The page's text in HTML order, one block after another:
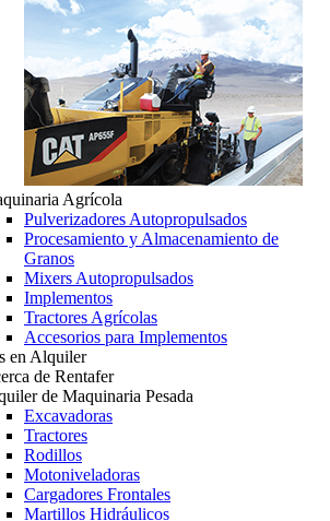
Agrícola
Pulverizadores Autopropulsados
Procesamiento y Almacenamiento de
Granos
Mixers Autopropulsados
Implementos
Tractores Agrícolas
Accesorios para Implementos
en Alquiler
de Rentafer
de Maquinaria Pesada
Excavadoras
Tractores
Rodillos
Motoniveladoras
Cargadores Frontales
Martillos Hidráulicos